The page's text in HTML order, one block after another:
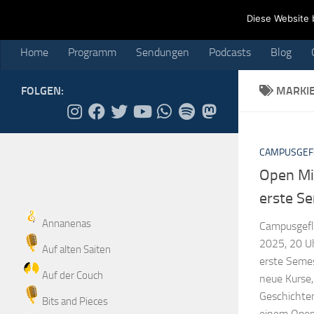
Blog
Home Programm Sendungen Podcasts Blog
Open
erste
2025, 20
erste
neue
FOLGEN:
Annanenas
Auf alten Saiten
Auf der Couch
Bits and Pieces
Diese Website